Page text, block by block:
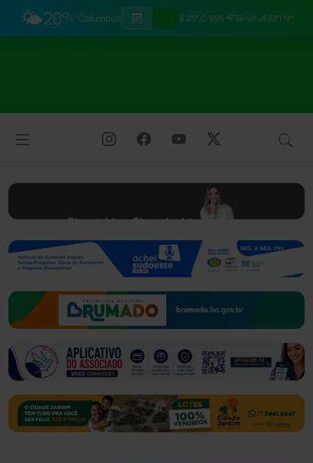
🌤️20° Columbus 23° 95% 5km/h 32°/19°